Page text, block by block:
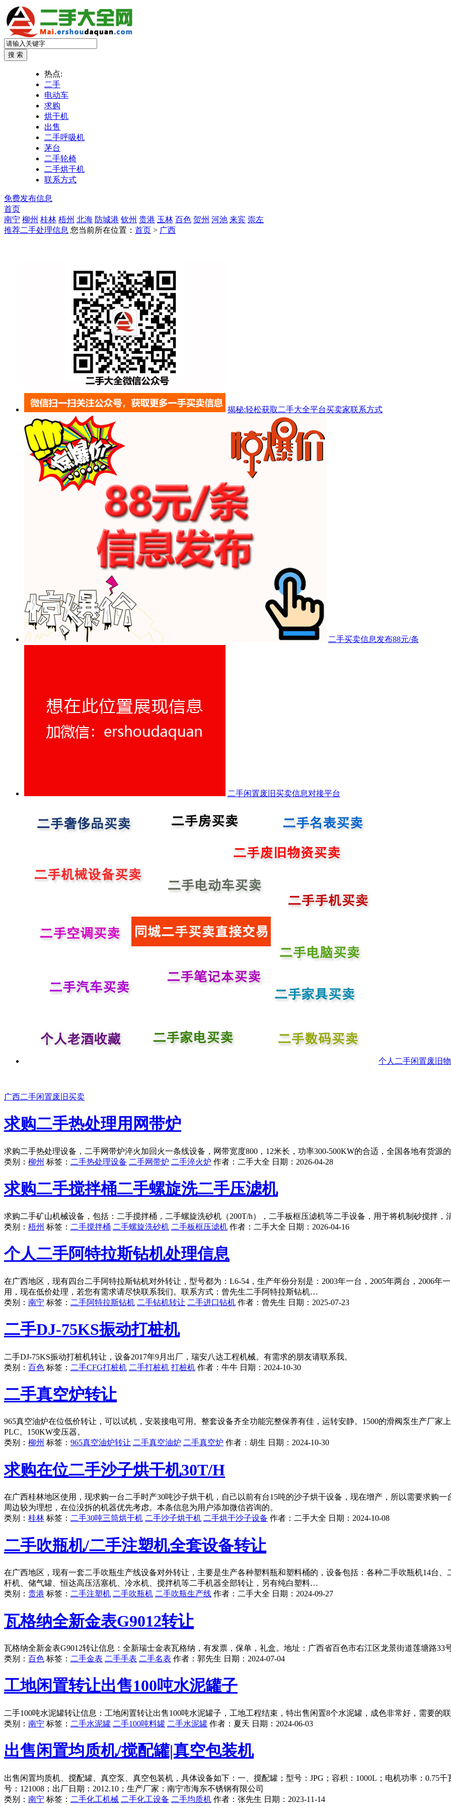
热点:
二手
电动车
求购
烘干机
出售
二手呼吸机
茅台
二手轮椅
二手烘干机
联系方式
免费发布信息
首页
南宁 柳州 桂林 梧州 北海 防城港 钦州 贵港 玉林 百色 贺州 河池 来宾 崇左
推荐二手处理信息 您当前所在位置： 首页 > 广西
揭秘:轻松获取二手大全平台买卖家联系方式
二手买卖信息发布88元/条
二手闲置废旧买卖信息对接平台
个人二手闲置废旧
广西二手闲置废旧买卖
求购二手热处理用网带炉
求购二手热处理设备，二手网带炉淬火加回火一条线设备，网带宽度800，12米长，功率300-500KW的合适，全国各地有货源的
类别： 柳州 标签： 二手热处理设备 二手网带炉 二手淬火炉 作者： 二手大全 日期： 2026-04-28
求购二手搅拌桶二手螺旋洗二手压滤机
求购二手矿山机械设备，包括：二手搅拌桶，二手螺旋洗砂机（200T/h），二手板框压滤机等二手设备，用于将机制砂搅拌，
类别： 梧州 标签： 二手搅拌桶 二手螺旋洗砂机 二手板框压滤机 作者： 二手大全 日期： 2026-04-16
个人二手阿特拉斯钻机处理信息
在广西地区，现有四台二手阿特拉斯钻机对外转让，型号都为：L6-54，生产年份分别是：2003年一台，2005年两台，2006
用，现在低价处理，若您有需求请尽快联系我们。联系方式：曾先生二手阿特拉斯钻机…
类别： 南宁 标签： 二手阿特拉斯钻机 二手钻机转让 二手进口钻机 作者： 曾先生 日期： 2025-07-23
二手DJ-75KS振动打桩机
二手DJ-75KS振动打桩机转让，设备2017年9月出厂，瑞安八达工程机械。有需求的朋友请联系我。
类别： 百色 标签： 二手CFG打桩机 二手打桩机 打桩机 作者： 牛牛 日期： 2024-10-30
二手真空炉转让
965真空油炉在位低价转让，可以试机，安装接电可用。整套设备齐全功能完整保养有佳，运转安静。1500的滑阀泵生产厂家
PLC。150KW变压器。
类别： 柳州 标签： 965真空油炉转让 二手真空油炉 二手真空炉 作者： 胡生 日期： 2024-10-30
求购在位二手沙子烘干机30T/H
在广西桂林地区使用，现求购一台二手时产30吨沙子烘干机，自己以前有台15吨的沙子烘干设备，现在增产，所以需要求购
周边较为理想，在位没拆的机器优先考虑。本条信息为用户添加微信咨询的。
类别： 桂林 标签： 二手30吨三筒烘干机 二手沙子烘干机 二手烘干沙子设备 作者： 二手大全 日期： 2024-10-08
二手吹瓶机/二手注塑机全套设备转让
在广西地区，现有一套二手吹瓶生产线设备对外转让，主要是生产各种塑料瓶和塑料桶的，设备包括：各种二手吹瓶机14台
杆机、储气罐、恒达高压活塞机、冷水机、搅拌机等二手机器全部转让，另有纯白塑料…
类别： 贵港 标签： 二手注塑机 二手吹瓶机 二手吹瓶生产线 作者： 二手大全 日期： 2024-09-27
瓦格纳全新金表G9012转让
瓦格纳全新金表G9012转让信息：全新瑞士金表瓦格纳，有发票，保单，礼盒。地址：广西省百色市右江区龙景街道莲塘路33
类别： 百色 标签： 二手金表 二手手表 二手名表 作者： 郭先生 日期： 2024-07-04
工地闲置转让出售100吨水泥罐子
二手100吨水泥罐转让信息：工地闲置转让出售100吨水泥罐子，工地工程结束，特出售闲置8个水泥罐，成色非常好，需要的联
类别： 南宁 标签： 二手水泥罐 二手100吨料罐 二手水泥罐 作者： 夏天 日期： 2024-06-03
出售闲置均质机/搅配罐|真空包装机
出售闲置均质机、搅配罐、真空泵、真空包装机，具体设备如下：一、搅配罐；型号：JPG；容积：1000L；电机功率：0.75
号：121008；出厂日期：2012.10；生产厂家：南宁市海东不锈钢有限公司
类别： 南宁 标签： 二手化工机械 二手化工设备 二手均质机 作者： 张先生 日期： 2023-11-14